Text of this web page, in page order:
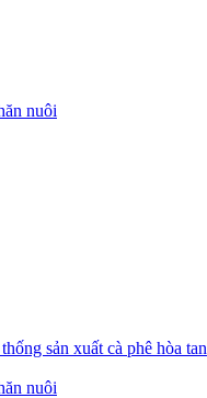
nuôi
sản xuất cà phê hòa tan
nuôi